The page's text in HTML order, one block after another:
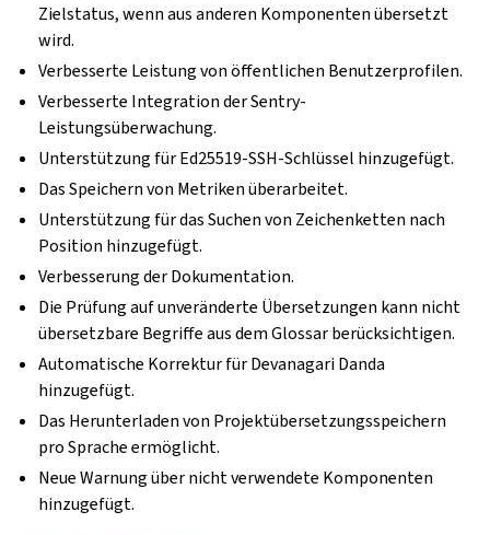
Zielstatus, wenn aus anderen Komponenten übersetzt
wird.
Verbesserte Leistung von öffentlichen Benutzerprofilen.
Verbesserte Integration der Sentry-
Leistungsüberwachung.
Unterstützung für Ed25519-SSH-Schlüssel hinzugefügt.
Das Speichern von Metriken überarbeitet.
Unterstützung für das Suchen von Zeichenketten nach
Position hinzugefügt.
Verbesserung der Dokumentation.
Die Prüfung auf unveränderte Übersetzungen kann nicht
übersetzbare Begriffe aus dem Glossar berücksichtigen.
Automatische Korrektur für Devanagari Danda
hinzugefügt.
Das Herunterladen von Projektübersetzungsspeichern
pro Sprache ermöglicht.
Neue Warnung über nicht verwendete Komponenten
hinzugefügt.